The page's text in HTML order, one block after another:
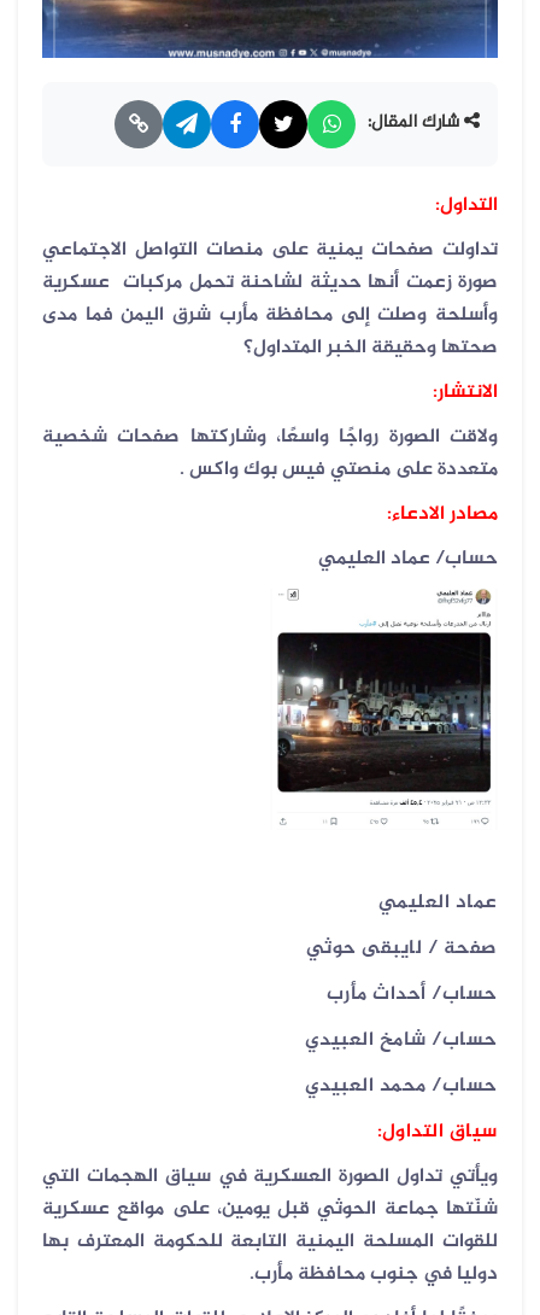
شارك المقال:
التداول:
تداولت صفحات يمنية على منصات التواصل الاجتماعي
صورة زعمت أنها حديثة لشاحنة تحمل مركبات عسكرية
وأسلحة وصلت إلى محافظة مأرب شرق اليمن فما مدى
صحتها وحقيقة الخبر المتداول؟
الانتشار:
ولاقت الصورة رواجًا واسعًا، وشاركتها صفحات شخصية
متعددة على منصتي فيس بوك واكس .
مصادر الادعاء:
حساب/ عماد العليمي
عماد العليمي
صفحة / لايبقى حوثي
حساب/ أحداث مأرب
حساب/ شامخ العبيدي
حساب/ محمد العبيدي
سياق التداول:
ويأتي تداول الصورة العسكرية في سياق الهجمات التي
شنّتها جماعة الحوثي قبل يومين، على مواقع عسكرية
للقوات المسلحة اليمنية التابعة للحكومة المعترف بها
دوليا في جنوب محافظة مأرب.